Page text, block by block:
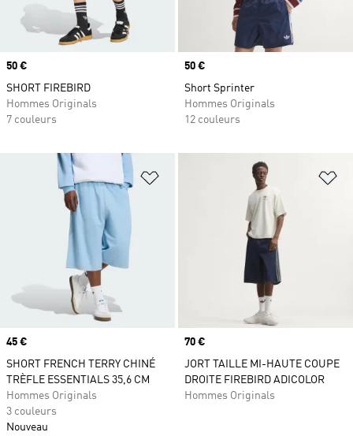
Prix
50 €
SHORT FIREBIRD
Hommes Originals
7 couleurs
Prix
50 €
Short Sprinter
Hommes Originals
12 couleurs
Ajouter à la Liste de produits
Prix
45 €
SHORT FRENCH TERRY CHINÉ
TRÈFLE ESSENTIALS 35,6 CM
Hommes Originals
3 couleurs
Nouveau
Prix
70 €
JORT TAILLE MI-HAUTE COUPE
DROITE FIREBIRD ADICOLOR
Hommes Originals